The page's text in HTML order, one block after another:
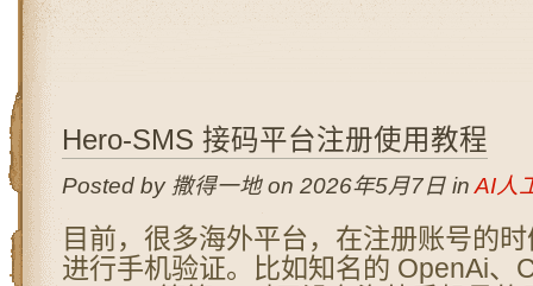
Hero-SMS 接码平台注册使用教程
Posted by 撒得一地 on 2026年5月7日 in AI人
目前，很多海外平台，在注册账号的
进行手机验证。比如知名的 OpenAi、